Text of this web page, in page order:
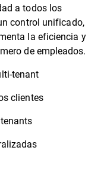
a todos los
control unificado,
la eficiencia y
de empleados.
tenant
clientes